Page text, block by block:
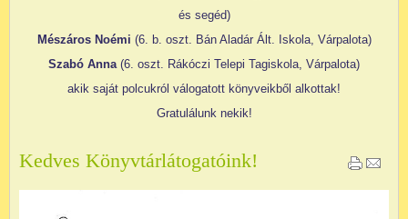
és segéd)
Mészáros Noémi (6. b. oszt. Bán Aladár Ált. Iskola, Várpalota)
Szabó Anna (6. oszt. Rákóczi Telepi Tagiskola, Várpalota)
akik saját polcukról válogatott könyveikből alkottak!
Gratulálunk nekik!
Kedves Könyvtárlátogatóink!